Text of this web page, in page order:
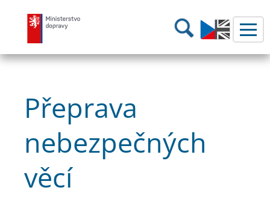
Ministerstvo dopravy Hledání
Přeprava
nebezpečných
věcí